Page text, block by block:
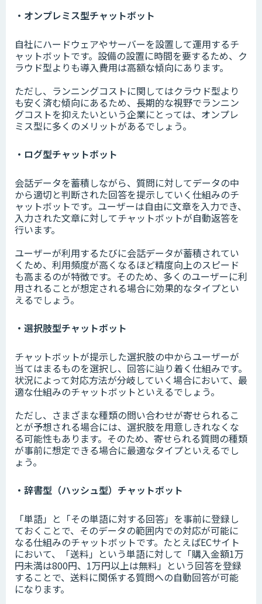
・オンプレミス型チャットボット
自社にハードウェアやサーバーを設置して運用するチ
ャットボットです。設備の設置に時間を要するため、ク
ラウド型よりも導入費用は高額な傾向にあります。
ただし、ランニングコストに関してはクラウド型より
も安く済む傾向にあるため、長期的な視野でランニン
グコストを抑えたいという企業にとっては、オンプレ
ミス型に多くのメリットがあるでしょう。
・ログ型チャットボット
会話データを蓄積しながら、質問に対してデータの中
から適切と判断された回答を提示していく仕組みのチ
ャットボットです。ユーザーは自由に文章を入力でき、
入力された文章に対してチャットボットが自動返答を
行います。
ユーザーが利用するたびに会話データが蓄積されてい
くため、利用頻度が高くなるほど精度向上のスピード
も高まるのが特徴です。そのため、多くのユーザーに利
用されることが想定される場合に効果的なタイプとい
えるでしょう。
・選択肢型チャットボット
チャットボットが提示した選択肢の中からユーザーが
当てはまるものを選択し、回答に辿り着く仕組みです。
状況によって対応方法が分岐していく場合において、最
適な仕組みのチャットボットといえるでしょう。
ただし、さまざまな種類の問い合わせが寄せられるこ
とが予想される場合には、選択肢を用意しきれなくな
る可能性もあります。そのため、寄せられる質問の種類
が事前に想定できる場合に最適なタイプといえるでし
ょう。
・辞書型（ハッシュ型）チャットボット
「単語」と「その単語に対する回答」を事前に登録し
ておくことで、そのデータの範囲内での対応が可能に
なる仕組みのチャットボットです。たとえばECサイト
において、「送料」という単語に対して「購入金額1万
円未満は800円、1万円以上は無料」という回答を登録
することで、送料に関係する質問への自動回答が可能
になります。